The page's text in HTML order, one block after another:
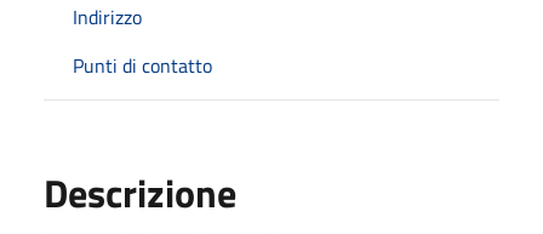
Indirizzo
Punti di contatto
Descrizione